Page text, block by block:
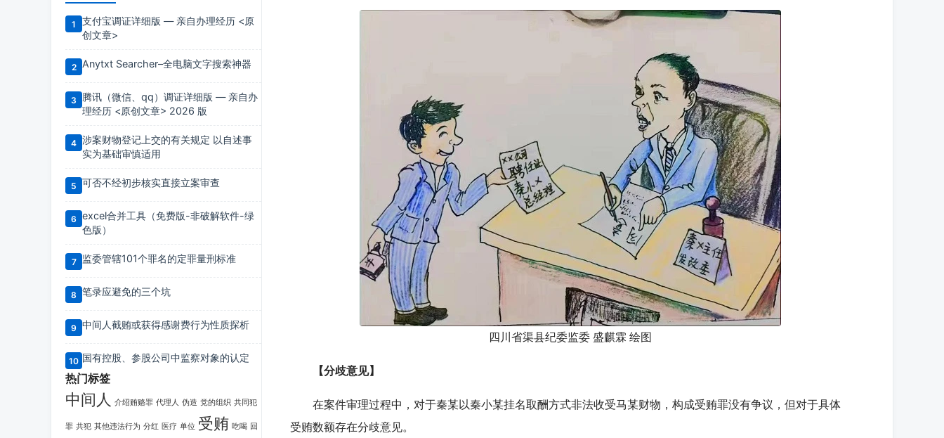
支付宝调证详细版 — 亲自办理经历 <原
创文章>
Anytxt Searcher–全电脑文字搜索神器
腾讯（微信、qq）调证详细版 — 亲自办
理经历 <原创文章> 2026 版
涉案财物登记上交的有关规定 以自述事
实为基础审慎适用
可否不经初步核实直接立案审查
excel合并工具（免费版-非破解软件-绿
色版）
监委管辖101个罪名的定罪量刑标准
笔录应避免的三个坑
中间人截贿或获得感谢费行为性质探析
国有控股、参股公司中监察对象的认定
热门标签
中间人 介绍贿赂罪 代理人 伪造 党的组织 共同犯
罪 共犯 其他违法行为 分红 医疗 单位 受贿 吃喝 回
四川省渠县纪委监委 盛麒霖 绘图
【分歧意见】
在案件审理过程中，对于秦某以秦小某挂名取酬方式非法收受马某财物，构成受贿罪没有争议，但对于具体
受贿数额存在分歧意见。